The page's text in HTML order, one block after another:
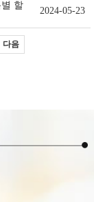
할
2024-05-23
다음